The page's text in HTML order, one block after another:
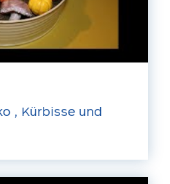
, Kürbisse und